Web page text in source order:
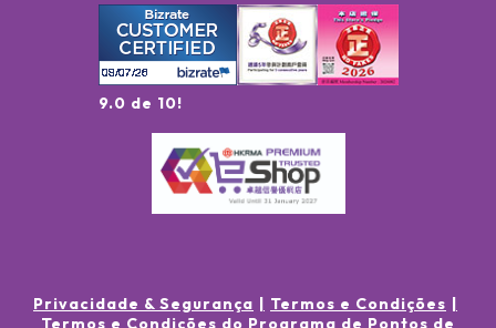
9.0 de 10!
Privacidade & Segurança
Termos e Condições
Termos e Condições do Programa de Pontos de